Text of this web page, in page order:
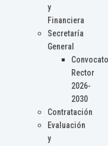
y
Financiera
Secretaría
General
Rector
2026-
2030
Contratación
Evaluación
y